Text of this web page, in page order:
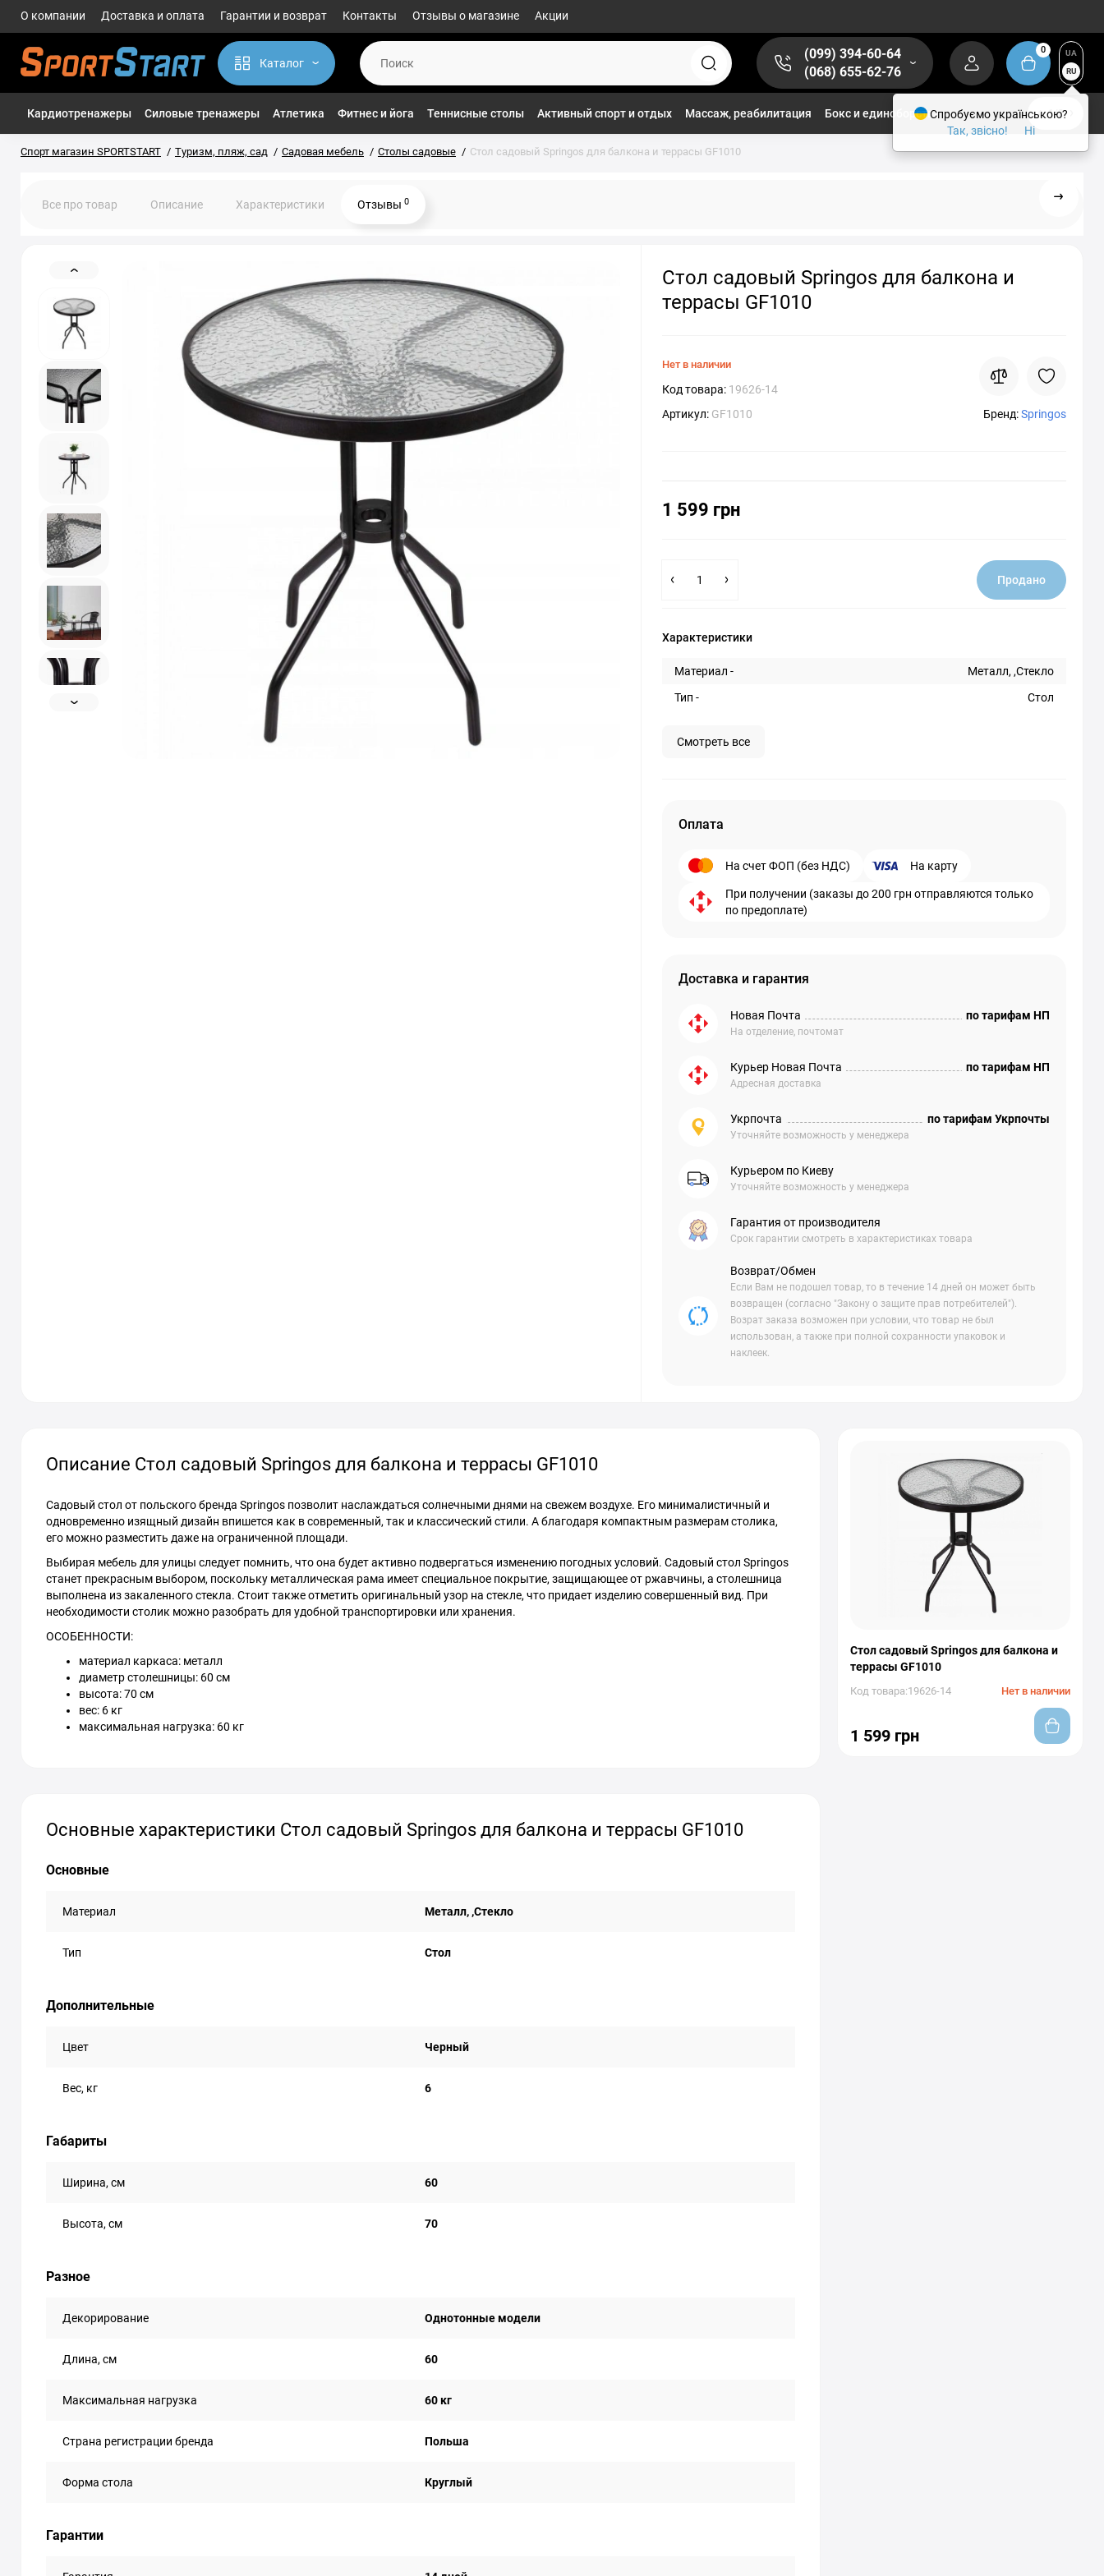
О компании Доставка и оплата Гарантии и возврат Контакты Отзывы о магазине Акции
Каталог
(099) 394-60-64
(068) 655-62-76
0
UA
RU
Кардиотренажеры Силовые тренажеры Атлетика Фитнес и йога Теннисные столы Активный спорт и отдых Массаж, реабилитация Бокс и единоборства 1/2
Спорт магазин SPORTSTART Туризм, пляж, сад Садовая мебель Столы садовые Стол садовый Springos для балкона и террасы GF1010
Все про товар Описание Характеристики Отзывы 0
Стол садовый Springos для балкона и
террасы GF1010
Нет в наличии
Код товара: 19626-14
Артикул: GF1010 Бренд:Springos
1 599 грн
Продано
Характеристики
Материал -
Металл, ,Стекло
Тип -
Стол
Смотреть все
Оплата
На счет ФОП (без НДС) На карту
При получении (заказы до 200 грн отправляются только
по предоплате)
Доставка и гарантия
Новая Почта
На отделение, почтомат
по тарифам НП
Курьер Новая Почта
Адресная доставка
по тарифам НП
Укрпочта
Уточняйте возможность у менеджера
по тарифам Укрпочты
Курьером по Киеву
Уточняйте возможность у менеджера
Гарантия от производителя
Срок гарантии смотреть в характеристиках товара
Возврат/Обмен
Если Вам не подошел товар, то в течение 14 дней он может быть
возвращен (согласно "Закону о защите прав потребителей").
Возрат заказа возможен при условии, что товар не был
использован, а также при полной сохранности упаковок и
наклеек.
Описание Стол садовый Springos для балкона и террасы GF1010
Садовый стол от польского бренда Springos позволит наслаждаться солнечными днями на свежем воздухе. Его минималистичный и
одновременно изящный дизайн впишется как в современный, так и классический стили. А благодаря компактным размерам столика,
его можно разместить даже на ограниченной площади.
Выбирая мебель для улицы следует помнить, что она будет активно подвергаться изменению погодных условий. Садовый стол Springos
станет прекрасным выбором, поскольку металлическая рама имеет специальное покрытие, защищающее от ржавчины, а столешница
выполнена из закаленного стекла. Стоит также отметить оригинальный узор на стекле, что придает изделию совершенный вид. При
необходимости столик можно разобрать для удобной транспортировки или хранения.
ОСОБЕННОСТИ:
материал каркаса: металл
диаметр столешницы: 60 см
высота: 70 см
вес: 6 кг
максимальная нагрузка: 60 кг
Основные характеристики Стол садовый Springos для балкона и террасы GF1010
Основные
Материал Металл, ,Стекло
Тип Стол
Дополнительные
Цвет Черный
Вес, кг 6
Габариты
Ширина, см 60
Высота, см 70
Разное
Декорирование Однотонные модели
Длина, см 60
Максимальная нагрузка 60 кг
Страна регистрации бренда Польша
Форма стола Круглый
Гарантии
Стол садовый Springos для балкона и
террасы GF1010
Код товара:19626-14 Нет в наличии
1 599 грн
Спробуємо українською?
Так, звісно!
Ні